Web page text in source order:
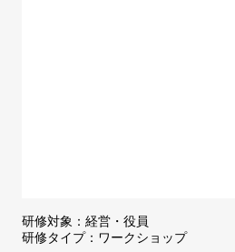
研修対象： 経営・役員
研修タイプ： ワークショップ